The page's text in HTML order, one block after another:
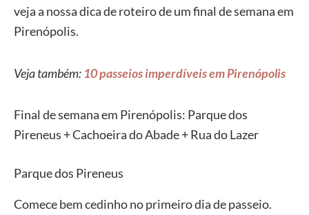
veja a nossa dica de roteiro de um final de semana em
Pirenópolis.
Veja também: 10 passeios imperdíveis em Pirenópolis
Final de semana em Pirenópolis: Parque dos
Pireneus + Cachoeira do Abade + Rua do Lazer
Parque dos Pireneus
Comece bem cedinho no primeiro dia de passeio.